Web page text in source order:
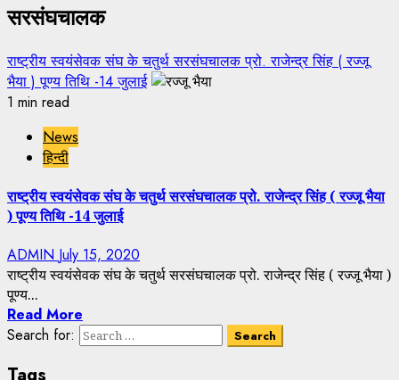
सरसंघचालक
राष्ट्रीय स्वयंसेवक संघ के चतुर्थ सरसंघचालक प्रो. राजेन्द्र सिंह ( रज्जू
भैया ) पूण्य तिथि -14 जुलाई
1 min read
News
हिन्दी
राष्ट्रीय स्वयंसेवक संघ के चतुर्थ सरसंघचालक प्रो. राजेन्द्र सिंह ( रज्जू भैया
) पूण्य तिथि -14 जुलाई
ADMIN July 15, 2020
राष्ट्रीय स्वयंसेवक संघ के चतुर्थ सरसंघचालक प्रो. राजेन्द्र सिंह ( रज्जू भैया )
पूण्य...
Read More
Search for: